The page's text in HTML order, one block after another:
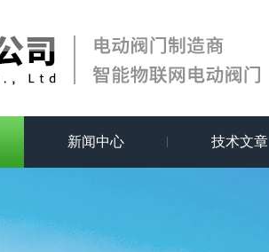
新闻中心 技术文章